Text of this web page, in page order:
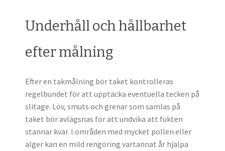
Underhåll och hållbarhet
efter målning
Efter en takmålning bör taket kontrolleras
regelbundet för att upptäcka eventuella tecken på
slitage. Löv, smuts och grenar som samlas på
taket bör avlägsnas för att undvika att fukten
stannar kvar. I områden med mycket pollen eller
alger kan en mild rengöring vartannat år hjälpa